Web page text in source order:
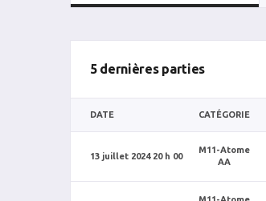
5 dernières parties
DATE CATÉGORIE
13 juillet 2024 20 h 00
M11-Atome
AA
M11-Atome